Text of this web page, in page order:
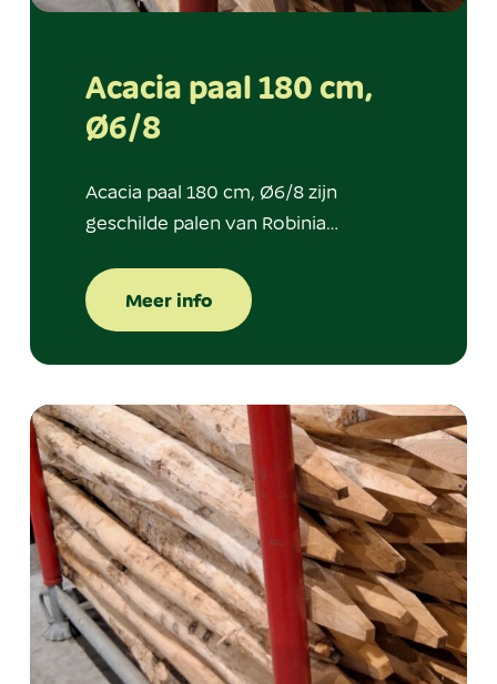
Acacia paal 180 cm,
Ø6/8
Acacia paal 180 cm, Ø6/8 zijn
geschilde palen van Robinia…
Meer info